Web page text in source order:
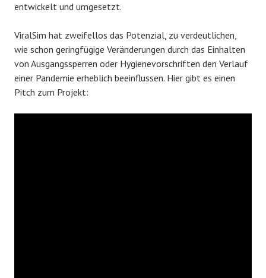
entwickelt und umgesetzt.
ViralSim hat zweifellos das Potenzial, zu verdeutlichen,
wie schon geringfügige Veränderungen durch das Einhalten
von Ausgangssperren oder Hygienevorschriften den Verlauf
einer Pandemie erheblich beeinflussen. Hier gibt es einen
Pitch zum Projekt: